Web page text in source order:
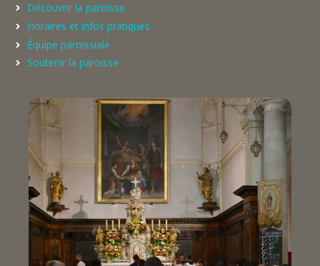
Découvrir la paroisse
Horaires et infos pratiques
Équipe paroissiale
Soutenir la paroisse